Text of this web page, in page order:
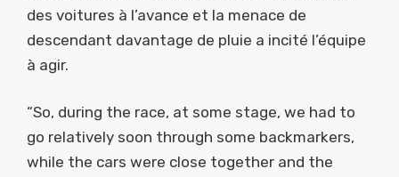
des voitures à l’avance et la menace de
descendant davantage de pluie a incité l’équipe
à agir.
“So, during the race, at some stage, we had to
go relatively soon through some backmarkers,
while the cars were close together and the